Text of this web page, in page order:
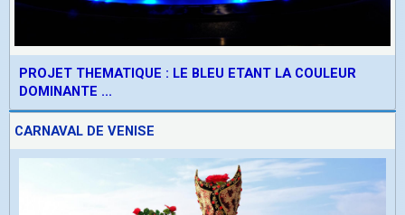
PROJET THEMATIQUE : LE BLEU ETANT LA COULEUR
DOMINANTE ...
CARNAVAL DE VENISE